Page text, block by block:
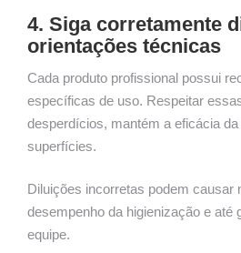
4. Siga corretamente
orientações técnicas
Cada produto profissional possui
específicas de uso. Respeitar
desperdícios, mantém a eficácia
superfícies.
Diluições incorretas podem causar
desempenho da higienização e até
equipe.